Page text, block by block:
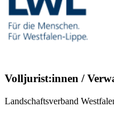
Volljurist:innen /
Landschaftsverband